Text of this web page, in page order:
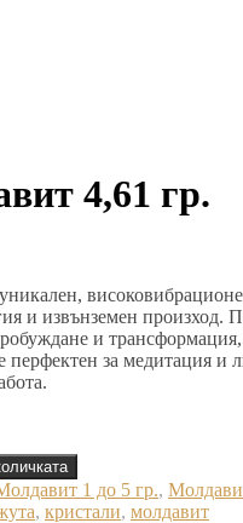
4,61 гр.
и извънземен произход.
и трансформация,
перфектен за медитация и
1 до 5 гр.,
, кристали, молдавит